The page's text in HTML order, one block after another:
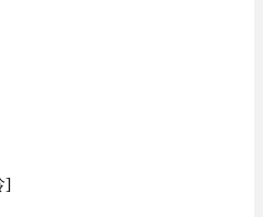
]